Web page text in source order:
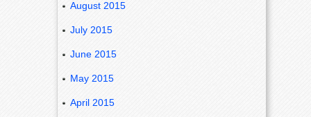
August 2015
July 2015
June 2015
May 2015
April 2015